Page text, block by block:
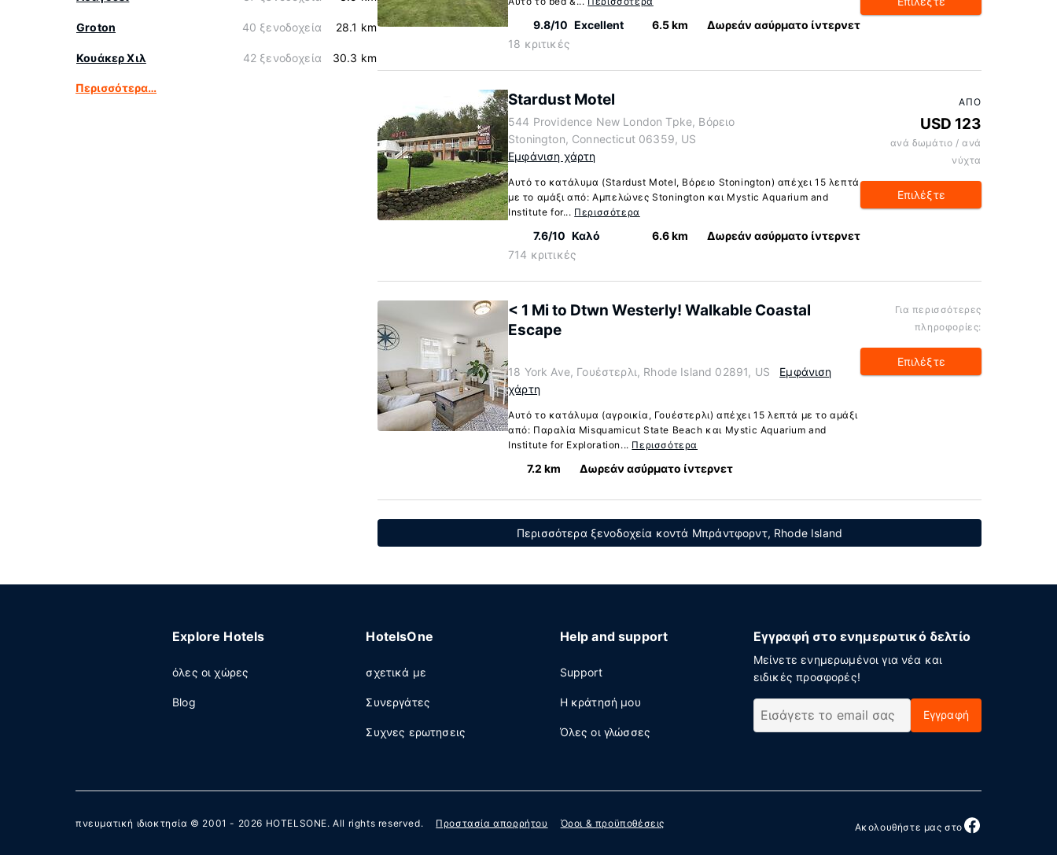
Groton 40 ξενοδοχεία 28.1 km
Κουάκερ Χιλ 42 ξενοδοχεία 30.3 km
Περισσότερα…
9.8/10 Excellent
18 κριτικές
6.5 km Δωρεάν ασύρματο ίντερνετ
Stardust Motel
544 Providence New London Tpke, Βόρειο
Stonington, Connecticut 06359, US
Εμφάνιση χάρτη
Αυτό το κατάλυμα (Stardust Motel, Βόρειο Stonington) απέχει 15 λεπτά
με το αμάξι από: Αμπελώνες Stonington και Mystic Aquarium and
Institute for... Περισσότερα
7.6/10 Καλό
714 κριτικές
6.6 km Δωρεάν ασύρματο ίντερνετ
ΑΠΌ
USD 123
ανά δωμάτιο / ανά
νύχτα
Επιλέξτε
< 1 Mi to Dtwn Westerly! Walkable Coastal
Escape
18 York Ave, Γουέστερλι, Rhode Island 02891, US
Εμφάνιση
χάρτη
Αυτό το κατάλυμα (αγροικία, Γουέστερλι) απέχει 15 λεπτά με το αμάξι
από: Παραλία Misquamicut State Beach και Mystic Aquarium and
Institute for Exploration... Περισσότερα
7.2 km Δωρεάν ασύρματο ίντερνετ
Για περισσότερες
πληροφορίες:
Επιλέξτε
Περισσότερα ξενοδοχεία κοντά Μπράντφορντ, Rhode Island
Explore Hotels
όλες οι χώρες
Blog
HotelsOne
σχετικά με
Συνεργάτες
Συχνες ερωτησεις
Help and support
Support
Η κράτησή μου
Όλες οι γλώσσες
Εγγραφή στο ενημερωτικό δελτίο
Μείνετε ενημερωμένοι για νέα και
ειδικές προσφορές!
Εγγραφή
πνευματική ιδιοκτησία © 2001 - 2026 HOTELSONE. All rights reserved. Προστασία απορρήτου Όροι & προϋποθέσεις Ακολουθήστε μας στο